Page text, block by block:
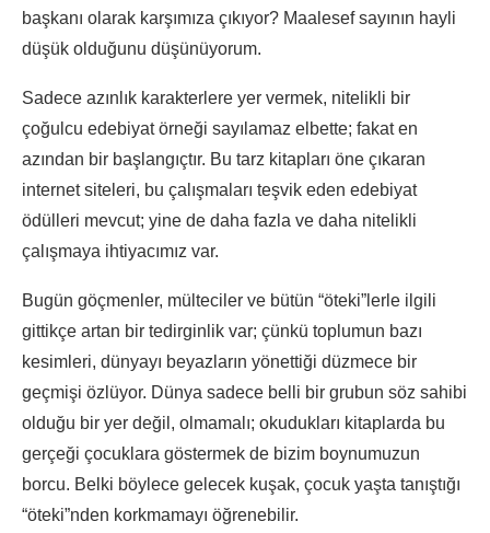
başkanı olarak karşımıza çıkıyor? Maalesef sayının hayli
düşük olduğunu düşünüyorum.
Sadece azınlık karakterlere yer vermek, nitelikli bir
çoğulcu edebiyat örneği sayılamaz elbette; fakat en
azından bir başlangıçtır. Bu tarz kitapları öne çıkaran
internet siteleri, bu çalışmaları teşvik eden edebiyat
ödülleri mevcut; yine de daha fazla ve daha nitelikli
çalışmaya ihtiyacımız var.
Bugün göçmenler, mülteciler ve bütün “öteki”lerle ilgili
gittikçe artan bir tedirginlik var; çünkü toplumun bazı
kesimleri, dünyayı beyazların yönettiği düzmece bir
geçmişi özlüyor. Dünya sadece belli bir grubun söz sahibi
olduğu bir yer değil, olmamalı; okudukları kitaplarda bu
gerçeği çocuklara göstermek de bizim boynumuzun
borcu. Belki böylece gelecek kuşak, çocuk yaşta tanıştığı
“öteki”nden korkmamayı öğrenebilir.